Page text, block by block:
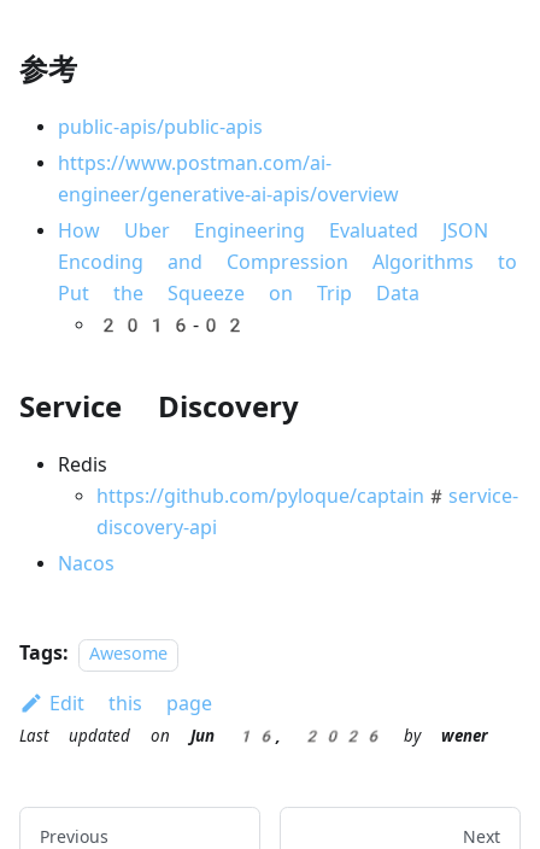
参考
public-apis/public-apis
https://www.postman.com/ai-
engineer/generative-ai-apis/overview
How Uber Engineering Evaluated JSON
Encoding and Compression Algorithms to
Put the Squeeze on Trip Data
2016-02
Service Discovery
Redis
https://github.com/pyloque/captain#service-
discovery-api
Nacos
Tags: Awesome
Edit this page
Last updated on Jun 16, 2026 by wener
Previous Next